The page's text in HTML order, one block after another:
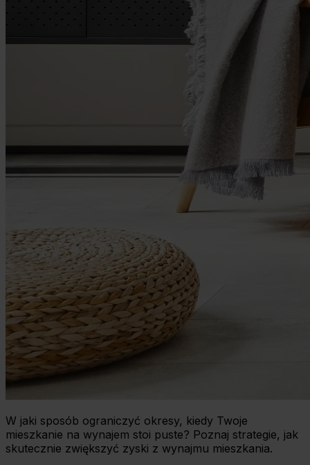
W jaki sposób ograniczyć okresy, kiedy Twoje
mieszkanie na wynajem stoi puste? Poznaj strategie, jak
skutecznie zwiększyć zyski z wynajmu mieszkania.